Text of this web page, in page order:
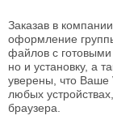
Заказав в
оформление
файлов с
но и установку, а
уверены, что Ваше
любых
браузера.